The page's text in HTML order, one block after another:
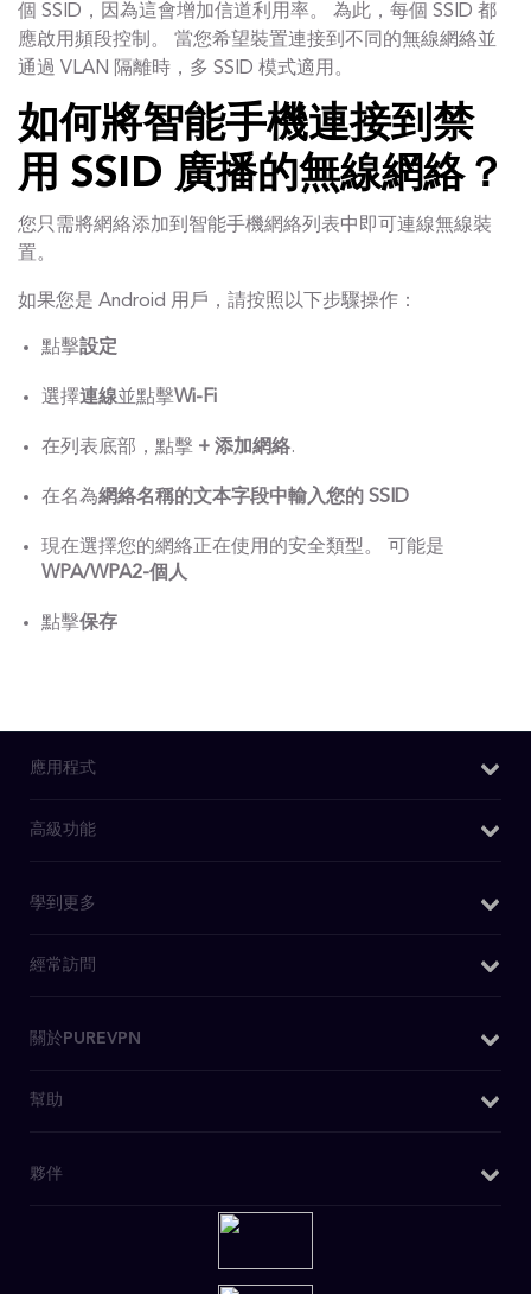
個 SSID，因為這會增加信道利用率。 為此，每個 SSID 都
應啟用頻段控制。 當您希望裝置連接到不同的無線網絡並
通過 VLAN 隔離時，多 SSID 模式適用。
如何將智能手機連接到禁
用 SSID 廣播的無線網絡？
您只需將網絡添加到智能手機網絡列表中即可連線無線裝
置。
如果您是 Android 用戶，請按照以下步驟操作：
點擊設定
選擇連線並點擊Wi-Fi
在列表底部，點擊 + 添加網絡.
在名為網絡名稱的文本字段中輸入您的 SSID
現在選擇您的網絡正在使用的安全類型。 可能是
WPA/WPA2-個人
點擊保存
應用程式
Windows VPN
Android VPN
Firefox 擴充套件
安卓電視 VPN
Huawei VPN
高級功能
我的IP是什麽
IPv6洩漏測試
學到更多
為什麼選擇PureVPN
什麽是VPN
經常訪問
購買VPN
美國IP
私人瀏覽
關於PUREVPN
關於我們
PureVPN評論
幫助
客戶支援
夥伴